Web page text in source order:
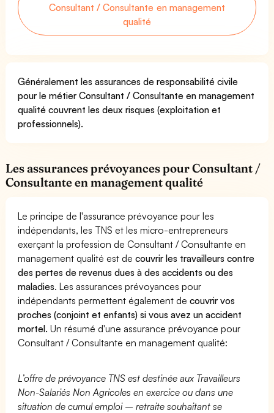
Consultant / Consultante en management
qualité
Généralement les assurances de responsabilité civile
pour le métier Consultant / Consultante en management
qualité couvrent les deux risques (exploitation et
professionnels).
Les assurances prévoyances pour Consultant /
Consultante en management qualité
Le principe de l'assurance prévoyance pour les
indépendants, les TNS et les micro-entrepreneurs
exerçant la profession de Consultant / Consultante en
management qualité est decouvrir les travailleurs contre
des pertes de revenus dues à des accidents ou des
maladies. Les assurances prévoyances pour
indépendants permettent également decouvrir vos
proches (conjoint et enfants) si vous avez un accident
mortel. Un résumé d'une assurance prévoyance pour
Consultant / Consultante en management qualité:
L’offre de prévoyance TNS est destinée aux Travailleurs
Non-Salariés Non Agricoles en exercice ou dans une
situation de cumul emploi – retraite souhaitant se